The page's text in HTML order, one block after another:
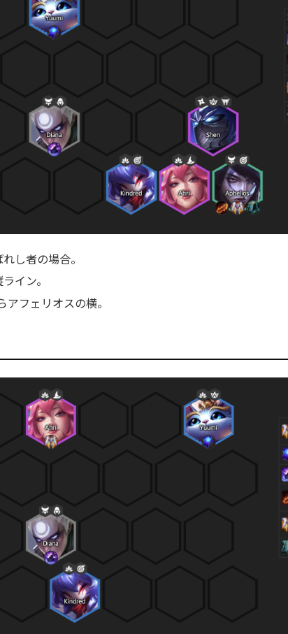
し者の場合。
イン。
アフェリオスの横。